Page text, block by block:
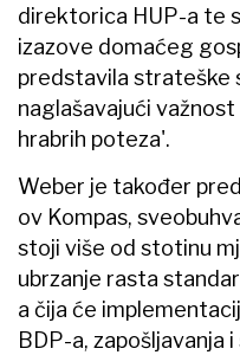
direktorica HUP-a te
izazove domaćeg
predstavila strateške
naglašavajući
hrabrih poteza'.
Weber je također
ov Kompas,
stoji više od stotinu
ubrzanje rasta
a čija će
BDP-a, zapošljavanja